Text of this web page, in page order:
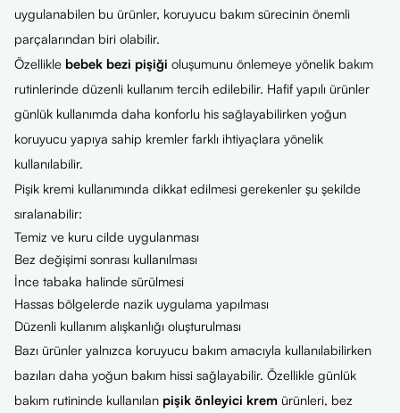
uygulanabilen bu ürünler, koruyucu bakım sürecinin önemli
parçalarından biri olabilir.
Özellikle bebek bezi pişiği oluşumunu önlemeye yönelik bakım
rutinlerinde düzenli kullanım tercih edilebilir. Hafif yapılı ürünler
günlük kullanımda daha konforlu his sağlayabilirken yoğun
koruyucu yapıya sahip kremler farklı ihtiyaçlara yönelik
kullanılabilir.
Pişik kremi kullanımında dikkat edilmesi gerekenler şu şekilde
sıralanabilir:
Temiz ve kuru cilde uygulanması
Bez değişimi sonrası kullanılması
İnce tabaka halinde sürülmesi
Hassas bölgelerde nazik uygulama yapılması
Düzenli kullanım alışkanlığı oluşturulması
Bazı ürünler yalnızca koruyucu bakım amacıyla kullanılabilirken
bazıları daha yoğun bakım hissi sağlayabilir. Özellikle günlük
bakım rutininde kullanılan pişik önleyici krem ürünleri, bez